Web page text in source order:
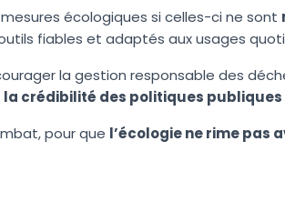
écologiques si celles-ci ne sont
fiables et adaptés aux usages
la gestion responsable des
la crédibilité des politiques publiques
pour que l’écologie ne rime pas